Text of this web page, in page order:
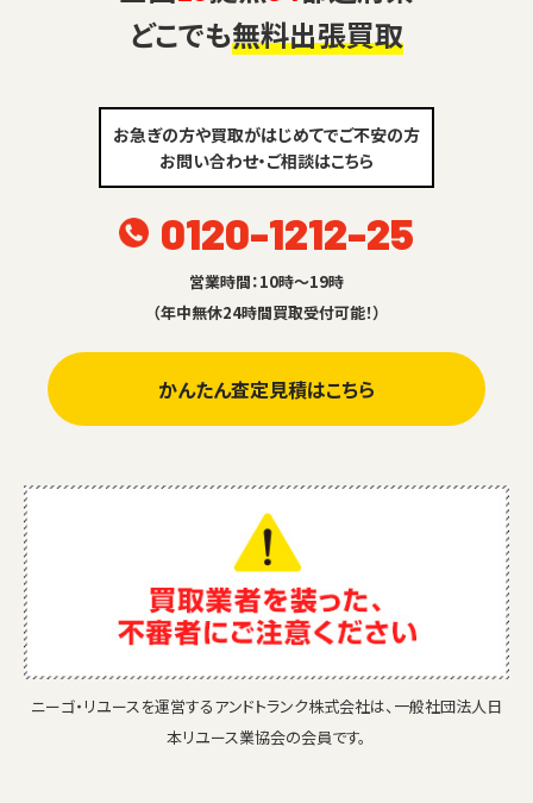
どこでも無料出張買取
お急ぎの方や買取がはじめてでご不安の方
お問い合わせ・ご相談はこちら
0120-1212-25
営業時間：10時～19時
（年中無休24時間買取受付可能！）
かんたん査定見積はこちら
ニーゴ・リユースを運営するアンドトランク株式会社は、一般社団法人日
本リユース業協会の会員です。